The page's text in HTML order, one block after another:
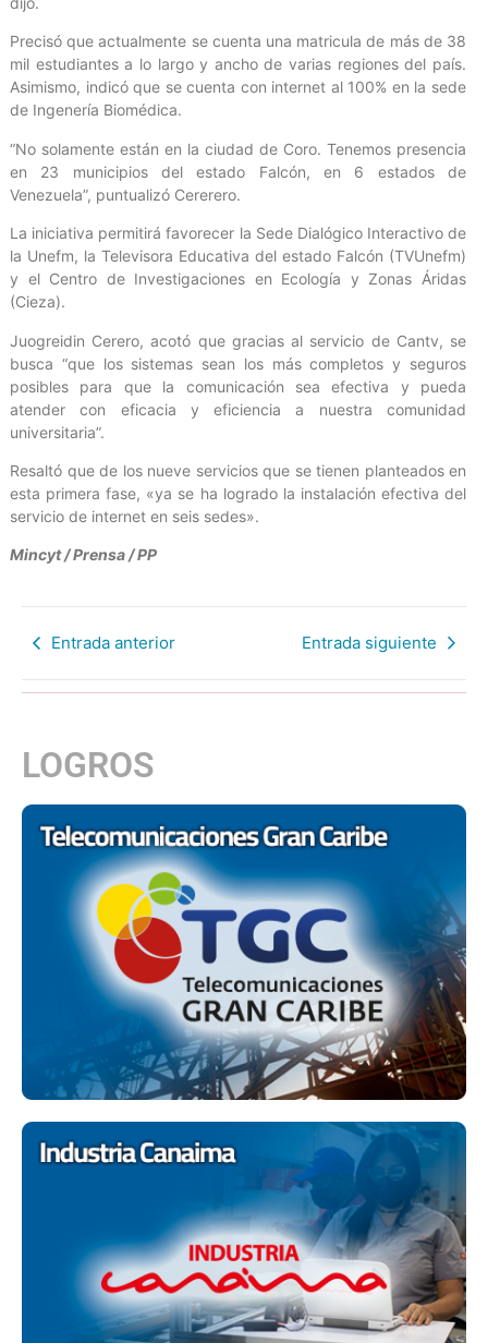
Precisó que actualmente se cuenta una matricula de más de 38
mil estudiantes a lo largo y ancho de varias regiones del país.
Asimismo, indicó que se cuenta con internet al 100% en la sede
de Ingenería Biomédica.
“No solamente están en la ciudad de Coro. Tenemos presencia
en 23 municipios del estado Falcón, en 6 estados de
Venezuela”, puntualizó Cererero.
La iniciativa permitirá favorecer la Sede Dialógico Interactivo de
la Unefm, la Televisora Educativa del estado Falcón (TVUnefm)
y el Centro de Investigaciones en Ecología y Zonas Áridas
(Cieza).
Juogreidin Cerero, acotó que gracias al servicio de Cantv, se
busca “que los sistemas sean los más completos y seguros
posibles para que la comunicación sea efectiva y pueda
atender con eficacia y eficiencia a nuestra comunidad
universitaria”.
Resaltó que de los nueve servicios que se tienen planteados en
esta primera fase, «ya se ha logrado la instalación efectiva del
servicio de internet en seis sedes».
Mincyt / Prensa / PP
Entrada anterior Entrada siguiente
LOGROS